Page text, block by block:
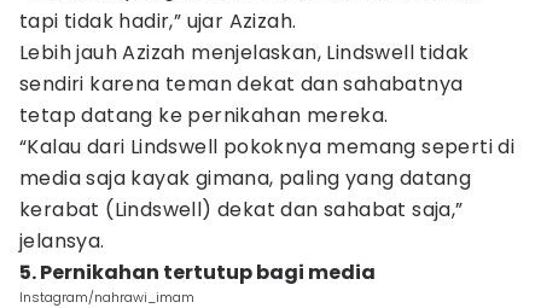
tapi tidak hadir,” ujar Azizah.
Lebih jauh Azizah menjelaskan, Lindswell tidak
sendiri karena teman dekat dan sahabatnya
tetap datang ke pernikahan mereka.
“Kalau dari Lindswell pokoknya memang seperti di
media saja kayak gimana, paling yang datang
kerabat (Lindswell) dekat dan sahabat saja,”
jelansya.
5. Pernikahan tertutup bagi media
Instagram/nahrawi_imam